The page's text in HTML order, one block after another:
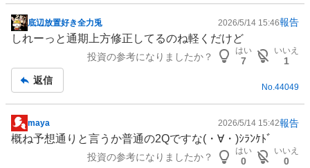
掲
示
事
底辺放置好き全力兎 2026/5/14 15:46報告
しれーっと通期上方修正してるのね軽くだけど
投資の参考になりましたか？
はい
7
いいえ
1
返信
No.44049
掲
示
maya 2026/5/14 15:42報告
概ね予想通りと言うか普通の2Qですな(⁠・⁠∀⁠・⁠)ｼﾗﾝｹﾄﾞ
投資の参考になりましたか？
はい
0
いいえ
0